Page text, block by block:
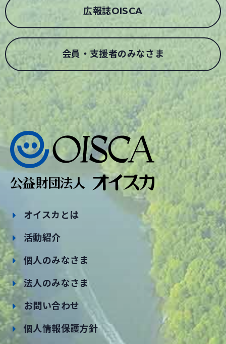
広報誌OISCA
会員・支援者のみなさま
オイスカとは
活動紹介
個人のみなさま
法人のみなさま
お問い合わせ
個人情報保護方針